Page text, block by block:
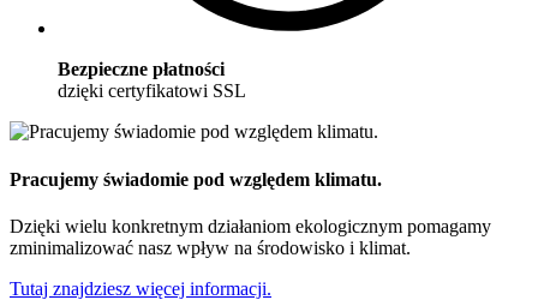
Bezpieczne płatności
dzięki certyfikatowi SSL
Pracujemy świadomie pod względem klimatu.
Dzięki wielu konkretnym działaniom ekologicznym pomagamy
zminimalizować nasz wpływ na środowisko i klimat.
Tutaj znajdziesz więcej informacji.